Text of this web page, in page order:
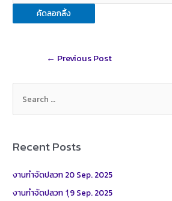
o
k
t
e
h
a
a
i
h
a
คัดลอกลิ้ง
← Previous Post
h
Recent Posts
งานกำจัดปลวก 20 Sep. 2025
งานกำจัดปลวก 1ุ9 Sep. 2025